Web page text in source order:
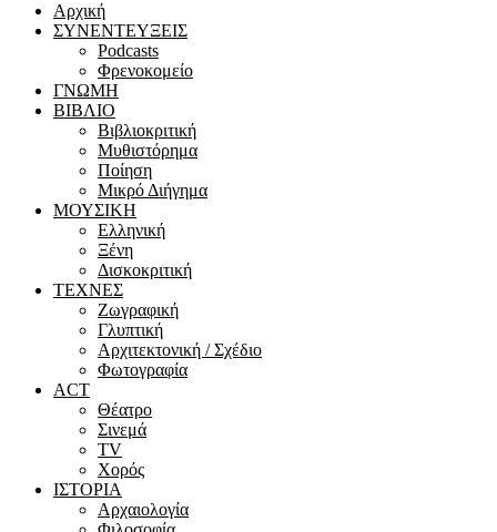
Αρχική
ΣΥΝΕΝΤΕΥΞΕΙΣ
Podcasts
Φρενοκομείο
ΓΝΩΜΗ
ΒΙΒΛΙΟ
Βιβλιοκριτική
Μυθιστόρημα
Ποίηση
Μικρό Διήγημα
ΜΟΥΣΙΚΗ
Ελληνική
Ξένη
Δισκοκριτική
ΤΕΧΝΕΣ
Ζωγραφική
Γλυπτική
Αρχιτεκτονική / Σχέδιο
Φωτογραφία
ACT
Θέατρο
Σινεμά
ΤV
Χορός
ΙΣΤΟΡΙΑ
Αρχαιολογία